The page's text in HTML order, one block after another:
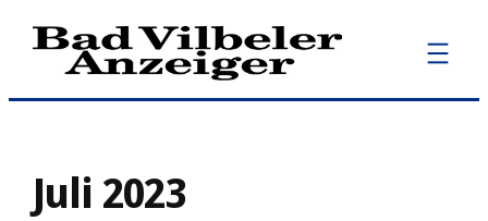
Zum
Inhalt
Juli 2023